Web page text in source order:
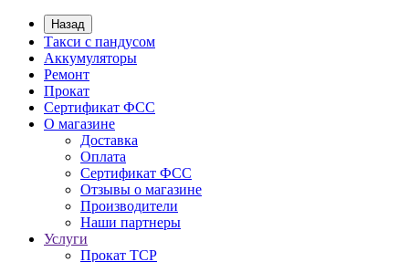
Назад
Такси с пандусом
Аккумуляторы
Ремонт
Прокат
Сертификат ФСС
О магазине
Доставка
Оплата
Сертификат ФСС
Отзывы о магазине
Производители
Наши партнеры
Услуги
Прокат ТСР